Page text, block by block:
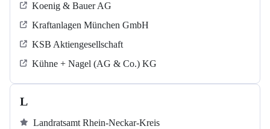
Koenig & Bauer AG
Kraftanlagen München GmbH
KSB Aktiengesellschaft
Kühne + Nagel (AG & Co.) KG
L
Landratsamt Rhein-Neckar-Kreis